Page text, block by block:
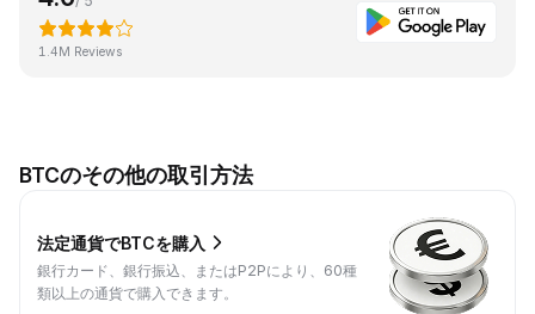
1.4M Reviews
BTCのその他の取引方法
法定通貨でBTCを購入
銀行カード、銀行振込、またはP2Pにより、60種
類以上の通貨で購入できます。